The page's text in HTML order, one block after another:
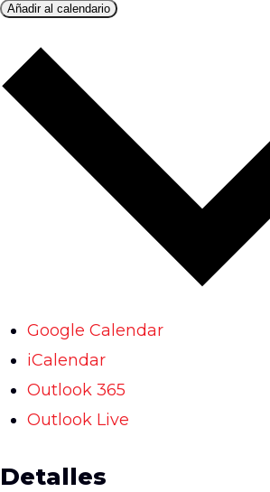
Añadir al calendario
Google Calendar
iCalendar
Outlook 365
Outlook Live
Detalles